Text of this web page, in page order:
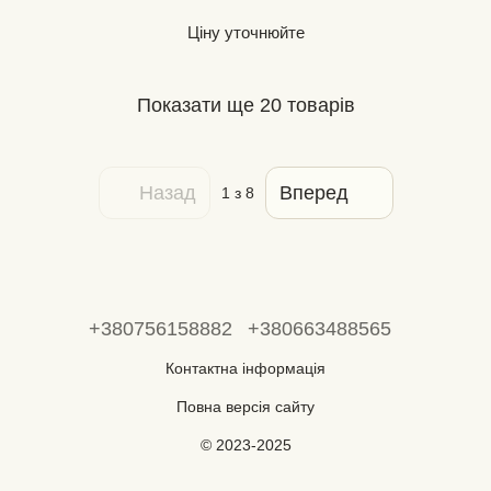
Ціну уточнюйте
Показати ще 20 товарів
Назад 1 з 8 Вперед
+380756158882 +380663488565
Контактна інформація
Повна версія сайту
© 2023-2025